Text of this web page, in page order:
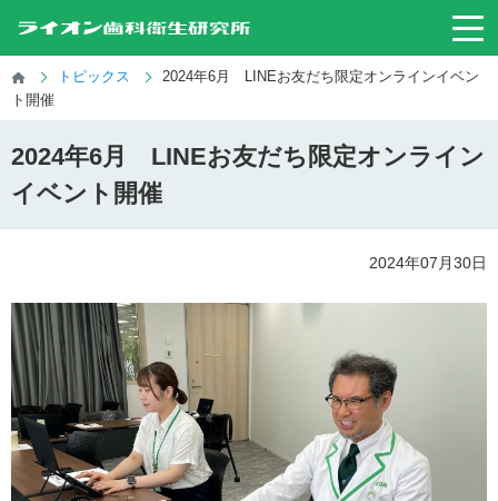
トピックス
2024年6月 LINEお友だち限定オンラインイベン
ト開催
2024年6月 LINEお友だち限定オンライン
イベント開催
2024年07月30日